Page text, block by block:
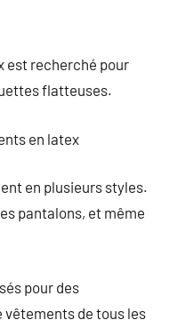
est recherché pour
flatteuses.
en latex
en plusieurs styles.
pantalons, et même
pour des
vêtements de tous les